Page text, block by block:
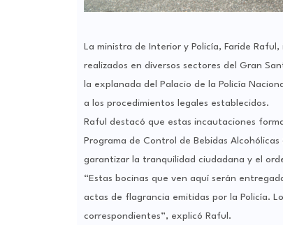
La ministra de Interior y Policía, Faride
realizados en diversos sectores del Gran
la explanada del Palacio de la Policía
a los procedimientos legales establecidos.
Raful destacó que estas incautaciones
Programa de Control de Bebidas
garantizar la tranquilidad ciudadana y el
“Estas bocinas que ven aquí serán
actas de flagrancia emitidas por la Policía.
correspondientes”, explicó Raful.